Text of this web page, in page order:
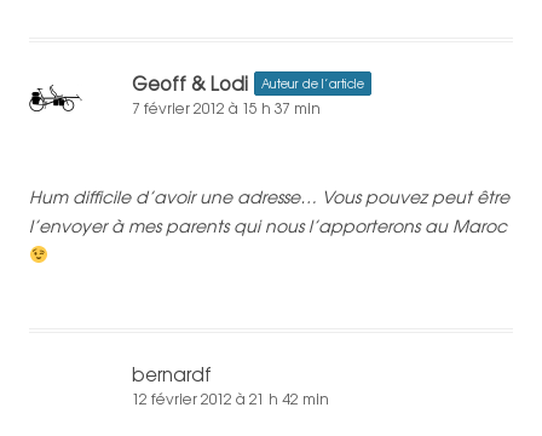
Geoff & Lodi Auteur de l’article
7 février 2012 à 15 h 37 min
Hum difficile d’avoir une adresse… Vous pouvez peut être
l’envoyer à mes parents qui nous l’apporterons au Maroc
bernardf
12 février 2012 à 21 h 42 min